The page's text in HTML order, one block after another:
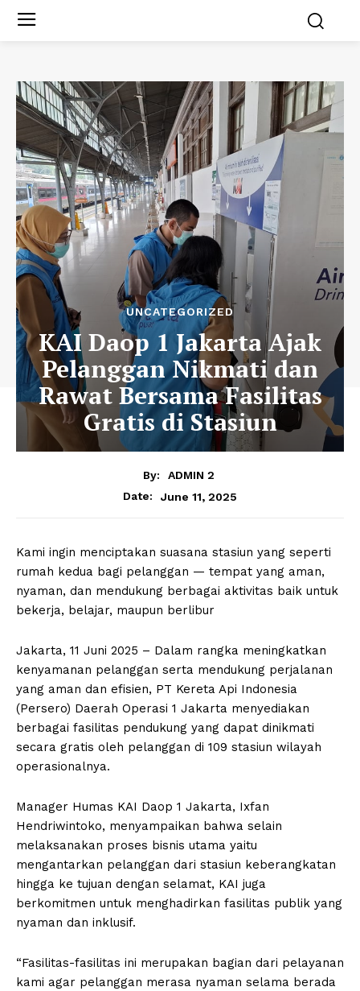
UNCATEGORIZED
KAI Daop 1 Jakarta Ajak
Pelanggan Nikmati dan
Rawat Bersama Fasilitas
Gratis di Stasiun
By:
ADMIN 2
Date:
June 11, 2025
Kami ingin menciptakan suasana stasiun yang seperti
rumah kedua bagi pelanggan — tempat yang aman,
nyaman, dan mendukung berbagai aktivitas baik untuk
bekerja, belajar, maupun berlibur
Jakarta, 11 Juni 2025 – Dalam rangka meningkatkan
kenyamanan pelanggan serta mendukung perjalanan
yang aman dan efisien, PT Kereta Api Indonesia
(Persero) Daerah Operasi 1 Jakarta menyediakan
berbagai fasilitas pendukung yang dapat dinikmati
secara gratis oleh pelanggan di 109 stasiun wilayah
operasionalnya.
Manager Humas KAI Daop 1 Jakarta, Ixfan
Hendriwintoko, menyampaikan bahwa selain
melaksanakan proses bisnis utama yaitu
mengantarkan pelanggan dari stasiun keberangkatan
hingga ke tujuan dengan selamat, KAI juga
berkomitmen untuk menghadirkan fasilitas publik yang
nyaman dan inklusif.
“Fasilitas-fasilitas ini merupakan bagian dari pelayanan
kami agar pelanggan merasa nyaman selama berada